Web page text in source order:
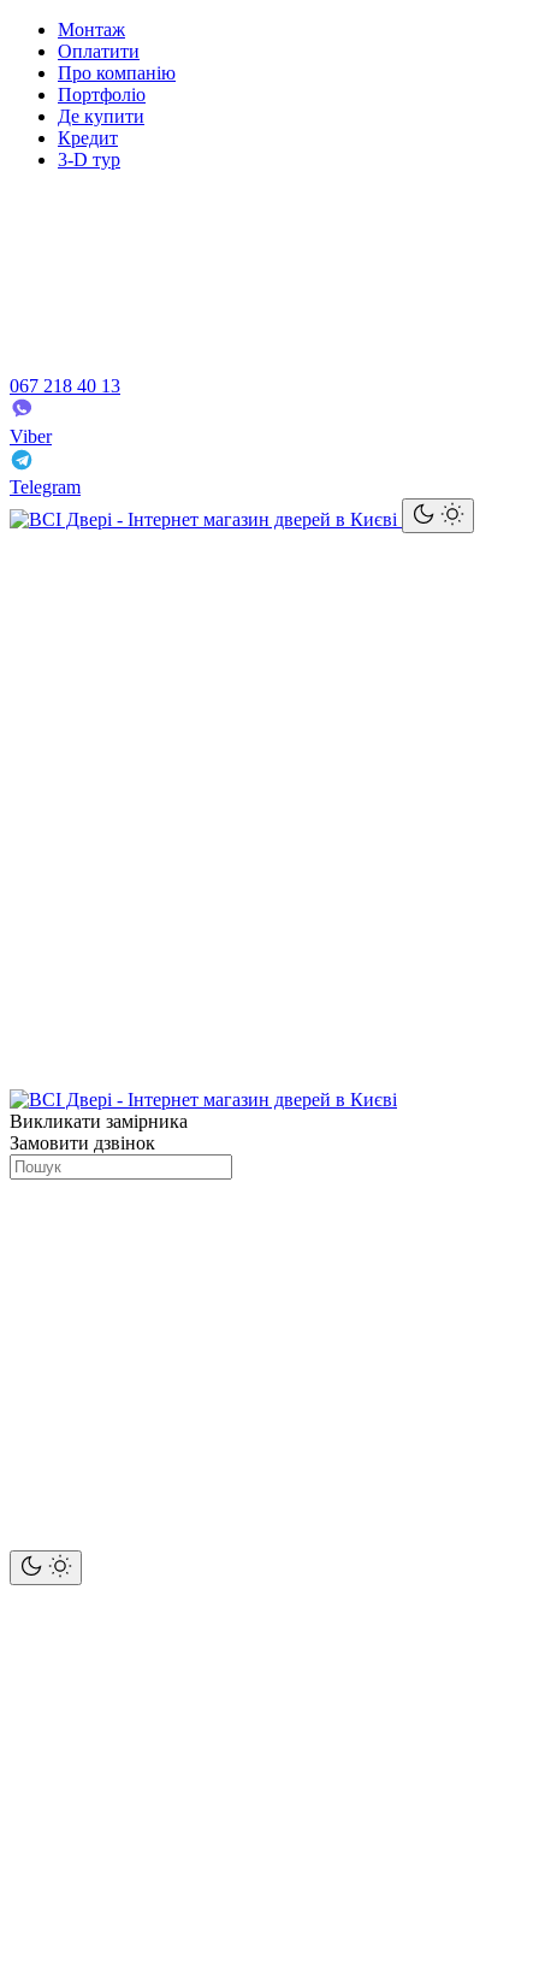
Монтаж
Оплатити
Про компанію
Портфоліо
Де купити
Кредит
3-D тур
067 218 40 13
Viber
Telegram
Викликати замірника
Замовити дзвінок